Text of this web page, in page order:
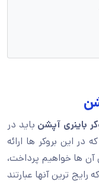
باینری آپشن باید در
در این بروکر ها ارائه
آن ها خواهیم پرداخت،
رایج ترین آنها عبارتند